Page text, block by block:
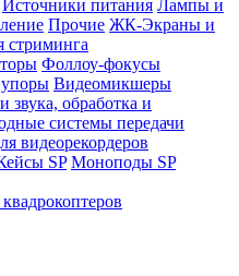
Источники питания Лампы и
Прочие ЖК-Экраны и
стриминга
Фоллоу-фокусы
Видеомикшеры
звука, обработка и
системы передачи
видеорекордеров
SP Моноподы SP